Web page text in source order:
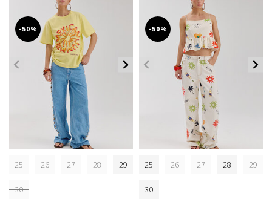
-50%
25 26 27 28 29
30
-50%
25 26 27 28 29
30